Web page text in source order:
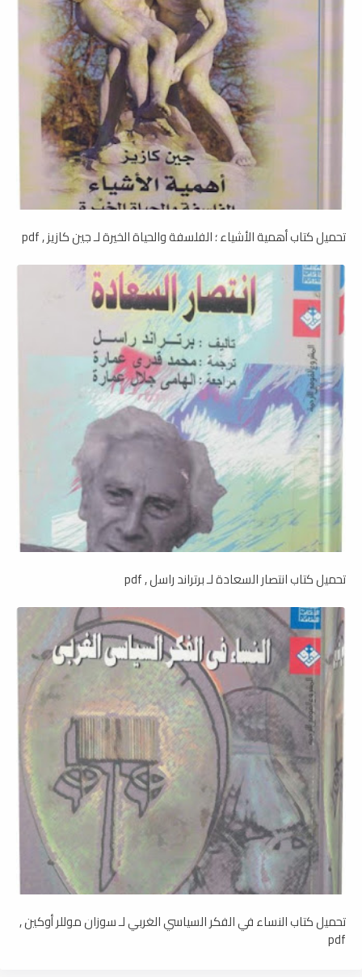
تحميل كتاب أھمية الأشياء ؛ الفلسفة والحياة الخيرة لـ جين كازيز , pdf
تحميل كتاب انتصار السعادة لـ برتراند راسل , pdf
تحميل كتاب النساء في الفكر السياسي الغربي لـ سوزان موللر أوكين ,
pdf